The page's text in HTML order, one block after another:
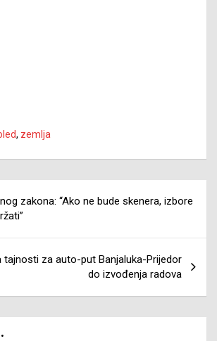
, zemlja
zakona: “Ako ne bude skenera, izbore
tajnosti za auto-put Banjaluka-Prijedor
do izvođenja radova